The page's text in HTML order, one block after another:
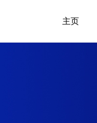
主页